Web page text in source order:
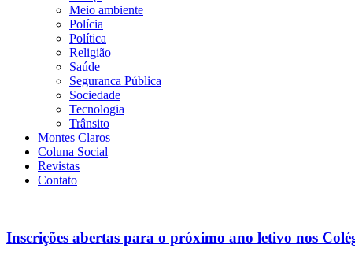
Meio ambiente
Polícia
Política
Religião
Saúde
Seguranca Pública
Sociedade
Tecnologia
Trânsito
Montes Claros
Coluna Social
Revistas
Contato
Inscrições abertas para o próximo ano letivo nos